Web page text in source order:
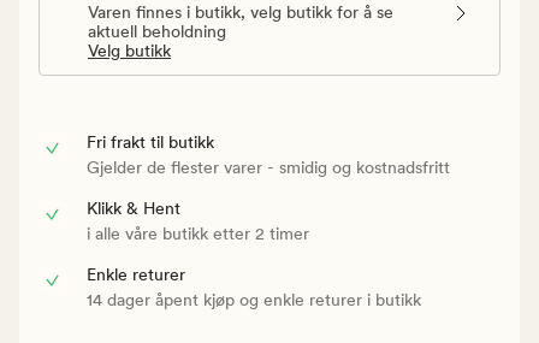
Varen finnes i butikk, velg butikk for å se
aktuell beholdning
Velg butikk
Fri frakt til butikk
Gjelder de flester varer - smidig og kostnadsfritt
Klikk & Hent
i alle våre butikk etter 2 timer
Enkle returer
14 dager åpent kjøp og enkle returer i butikk